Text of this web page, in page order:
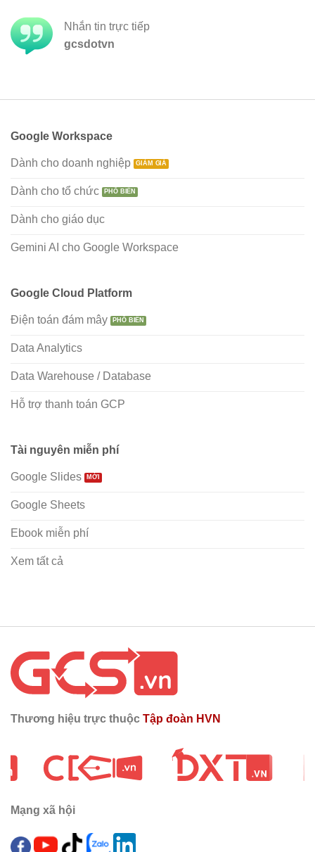
Nhắn tin trực tiếp
gcsdotvn
Google Workspace
Dành cho doanh nghiệp
Dành cho tổ chức
Dành cho giáo dục
Gemini AI cho Google Workspace
Google Cloud Platform
Điện toán đám mây
Data Analytics
Data Warehouse / Database
Hỗ trợ thanh toán GCP
Tài nguyên miễn phí
Google Slides
Google Sheets
Ebook miễn phí
Xem tất cả
Thương hiệu trực thuộc Tập đoàn HVN
Mạng xã hội